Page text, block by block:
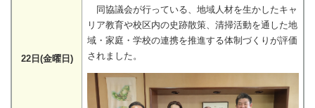
22日(金曜日)
同協議会が行っている、地域人材を生かしたキャ
リア教育や校区内の史跡散策、清掃活動を通した地
域・家庭・学校の連携を推進する体制づくりが評価
されました。